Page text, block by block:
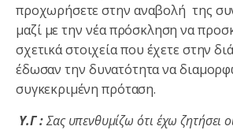
προχωρήσετε στην αναβολή της
μαζί με την νέα πρόσκληση να
σχετικά στοιχεία που έχετε στην
έδωσαν την δυνατότητα να
συγκεκριμένη πρόταση.
Υ.Γ :Σας υπενθυμίζω ότι έχω ζητήσει